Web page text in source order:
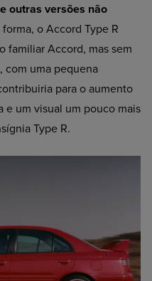
outras versões não
forma, o Accord Type R
familiar Accord, mas sem
com uma pequena
para o aumento
e um visual um pouco mais
Type R.